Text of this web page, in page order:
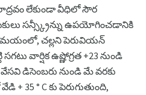
లేకుండా వీధిలో సౌర
సన్స్క్రీన్ను ఉపయోగించడానికి
చల్లని పెరువియన్
వార్షిక ఉష్ణోగ్రత +23 నుండి
వేసవి డిసెంబరు నుండి మే వరకు
35 ° C కు పెరుగుతుంది,